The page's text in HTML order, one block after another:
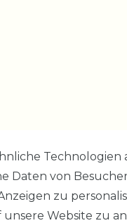
Daten von
zu
Website zu